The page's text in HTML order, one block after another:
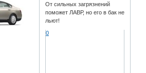
От сильных загрязнений
поможет ЛАВР, но его в бак не
льют!
0